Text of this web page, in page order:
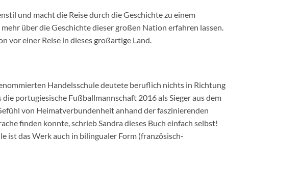
und macht die Reise durch die Geschichte zu einem
über die Geschichte dieser großen Nation erfahren lassen.
vor einer Reise in dieses großartige Land.
Handelsschule deutete beruflich nichts in Richtung
portugiesische Fußballmannschaft 2016 als Sieger aus dem
von Heimatverbundenheit anhand der faszinierenden
finden konnte, schrieb Sandra dieses Buch einfach selbst!
ist das Werk auch in bilingualer Form (französisch-